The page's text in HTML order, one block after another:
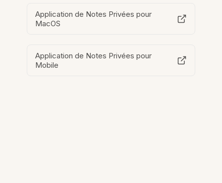
Application de Notes Privées pour
MacOS
Application de Notes Privées pour
Mobile